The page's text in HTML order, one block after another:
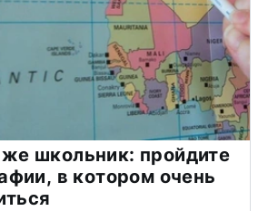
школьник: пройдите
в котором очень